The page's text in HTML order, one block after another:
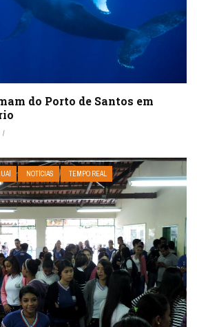
do Porto de Santos em
NOTÍCIAS TEMPO REAL